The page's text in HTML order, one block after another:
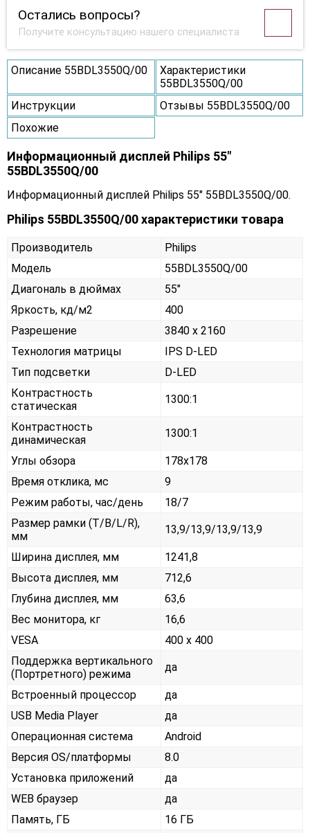
Остались вопросы?
Получите консультацию нашего специалиста
Описание 55BDL3550Q/00
Характеристики
55BDL3550Q/00
Инструкции
Отзывы 55BDL3550Q/00
Похожие
Информационный дисплей Philips 55"
55BDL3550Q/00
Информационный дисплей Philips 55" 55BDL3550Q/00.
Philips 55BDL3550Q/00 характеристики товара
Производитель
Philips
Модель
55BDL3550Q/00
Диагональ в дюймах
55"
Яркость, кд/м2
400
Разрешение
3840 x 2160
Технология матрицы
IPS D-LED
Тип подсветки
D-LED
Контрастность
статическая
1300:1
Контрастность
динамическая
1300:1
Углы обзора
178x178
Время отклика, мс
9
Режим работы, час/день
18/7
Размер рамки (T/B/L/R),
мм
13,9/13,9/13,9/13,9
Ширина дисплея, мм
1241,8
Высота дисплея, мм
712,6
Глубина дисплея, мм
63,6
Вес монитора, кг
16,6
VESA
400 x 400
Поддержка вертикального
(Портретного) режима
да
Встроенный процессор
да
USB Media Player
да
Операционная система
Android
Версия OS/платформы
8.0
Установка приложений
да
WEB браузер
да
Память, ГБ
16 ГБ